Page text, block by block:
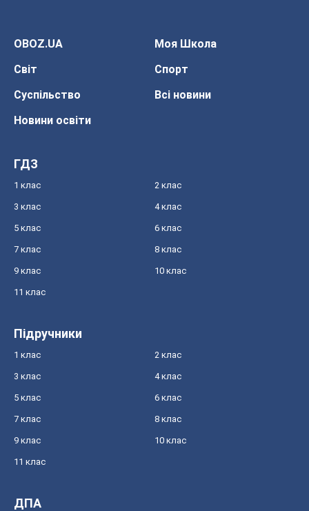
OBOZ.UA
Моя Школа
Світ
Спорт
Суспільство
Всі новини
Новини освіти
ГДЗ
1 клас 2 клас
3 клас 4 клас
5 клас 6 клас
7 клас 8 клас
9 клас 10 клас
11 клас
Підручники
1 клас 2 клас
3 клас 4 клас
5 клас 6 клас
7 клас 8 клас
9 клас 10 клас
11 клас
ДПА